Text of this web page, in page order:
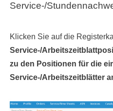
Service-/
Klicken Sie auf die
Service-/
zu den Positionen für die
Service-/Arbeitszeitblätter